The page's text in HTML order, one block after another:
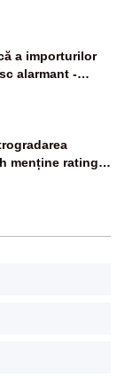
a importurilor
alarmant -
menține ratingul